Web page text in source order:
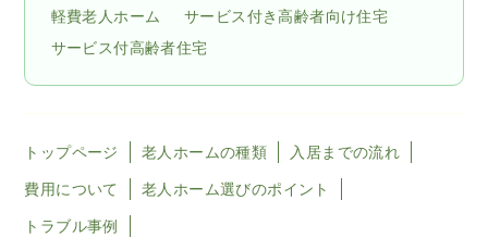
軽費老人ホーム
サービス付き高齢者向け住宅
サービス付高齢者住宅
トップページ 老人ホームの種類 入居までの流れ
費用について 老人ホーム選びのポイント
トラブル事例